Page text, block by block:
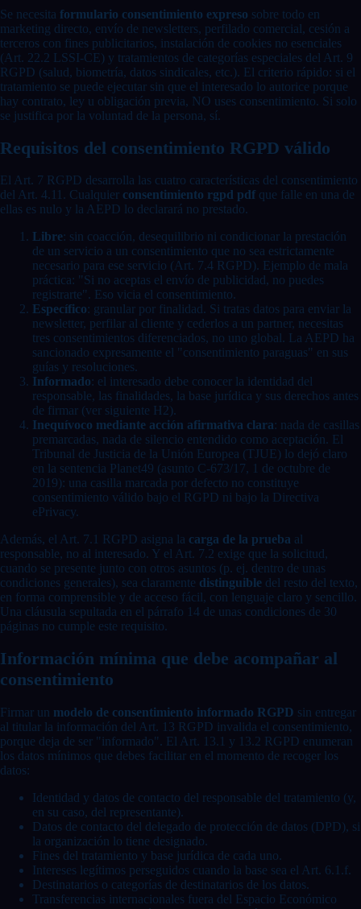
Se necesita formulario consentimiento expreso sobre todo en
marketing directo, envío de newsletters, perfilado comercial, cesión a
terceros con fines publicitarios, instalación de cookies no esenciales
(Art. 22.2 LSSI-CE) y tratamientos de categorías especiales del Art. 9
RGPD (salud, biometría, datos sindicales, etc.). El criterio rápido: si el
tratamiento se puede ejecutar sin que el interesado lo autorice porque
hay contrato, ley u obligación previa, NO uses consentimiento. Si solo
se justifica por la voluntad de la persona, sí.
Requisitos del consentimiento RGPD válido
El Art. 7 RGPD desarrolla las cuatro características del consentimiento
del Art. 4.11. Cualquier consentimiento rgpd pdf que falle en una de
ellas es nulo y la AEPD lo declarará no prestado.
Libre: sin coacción, desequilibrio ni condicionar la prestación
de un servicio a un consentimiento que no sea estrictamente
necesario para ese servicio (Art. 7.4 RGPD). Ejemplo de mala
práctica: "Si no aceptas el envío de publicidad, no puedes
registrarte". Eso vicia el consentimiento.
Específico: granular por finalidad. Si tratas datos para enviar la
newsletter, perfilar al cliente y cederlos a un partner, necesitas
tres consentimientos diferenciados, no uno global. La AEPD ha
sancionado expresamente el "consentimiento paraguas" en sus
guías y resoluciones.
Informado: el interesado debe conocer la identidad del
responsable, las finalidades, la base jurídica y sus derechos antes
de firmar (ver siguiente H2).
Inequívoco mediante acción afirmativa clara: nada de casillas
premarcadas, nada de silencio entendido como aceptación. El
Tribunal de Justicia de la Unión Europea (TJUE) lo dejó claro
en la sentencia Planet49 (asunto C-673/17, 1 de octubre de
2019): una casilla marcada por defecto no constituye
consentimiento válido bajo el RGPD ni bajo la Directiva
ePrivacy.
Además, el Art. 7.1 RGPD asigna la carga de la prueba al
responsable, no al interesado. Y el Art. 7.2 exige que la solicitud,
cuando se presente junto con otros asuntos (p. ej. dentro de unas
condiciones generales), sea claramente distinguible del resto del texto,
en forma comprensible y de acceso fácil, con lenguaje claro y sencillo.
Una cláusula sepultada en el párrafo 14 de unas condiciones de 30
páginas no cumple este requisito.
Información mínima que debe acompañar al
consentimiento
Firmar un modelo de consentimiento informado RGPD sin entregar
al titular la información del Art. 13 RGPD invalida el consentimiento,
porque deja de ser "informado". El Art. 13.1 y 13.2 RGPD enumeran
los datos mínimos que debes facilitar en el momento de recoger los
datos:
Identidad y datos de contacto del responsable del tratamiento (y,
en su caso, del representante).
Datos de contacto del delegado de protección de datos (DPD), si
la organización lo tiene designado.
Fines del tratamiento y base jurídica de cada uno.
Intereses legítimos perseguidos cuando la base sea el Art. 6.1.f.
Destinatarios o categorías de destinatarios de los datos.
Transferencias internacionales fuera del Espacio Económico